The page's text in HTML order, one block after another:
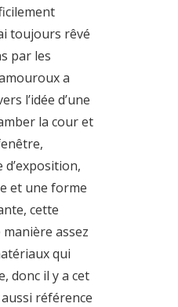
toujours rêvé
par les
a
l’idée d’une
la cour et
et une forme
cette
assez
qui
donc il y a cet
référence